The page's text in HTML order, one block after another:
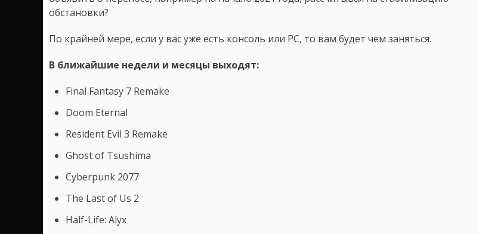
обстановки?
По крайней мере, если у вас уже есть консоль или PC, то вам будет чем заняться.
В ближайшие недели и месяцы выходят:
Final Fantasy 7 Remake
Doom Eternal
Resident Evil 3 Remake
Ghost of Tsushima
Cyberpunk 2077
The Last of Us 2
Half-Life: Alyx